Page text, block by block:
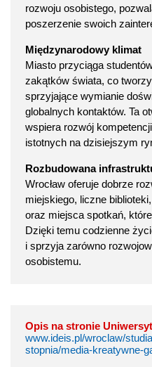
rozwoju osobistego,
poszerzenie swoich
Międzynarodowy klimat
Miasto przyciąga
zakątków świata, co
sprzyjające wymianie
globalnych kontaktów. Ta
wspiera rozwój
istotnych na dzisiejszym
Rozbudowana
Wrocław oferuje dobrze
miejskiego, liczne
oraz miejsca spotkań,
Dzięki temu codzienne
i sprzyja zarówno
osobistemu.
Opis na stronie
www.ideis.pl/wroclaw/
stopnia/media-kreatywne-